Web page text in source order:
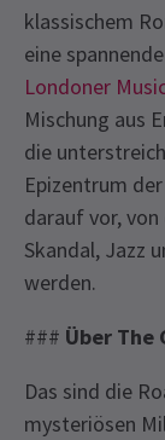
klassischem
eine
Londoner
Mischung aus
die
Epizentrum
darauf vor, von
Skandal, Jazz
werden.
### Über The
Das sind die
mysteriösen